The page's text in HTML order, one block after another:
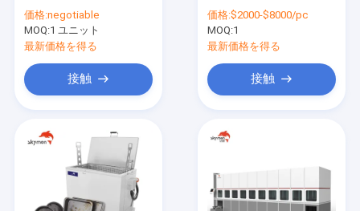
波洗剤はきれいな、乾
燥したタンクが付いて
いる部分をポンプでく
価格:negotiable
MOQ:1 ユニット
最新価格を得る
接触
ジンシリンダー
価格:$2000-$8000/pc
MOQ:1
最新価格を得る
接触